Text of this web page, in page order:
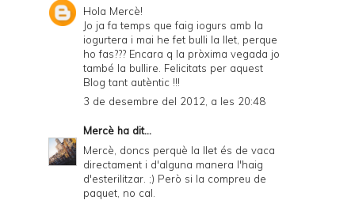
Hola Mercè!
Jo ja fa temps que faig iogurs amb la
iogurtera i mai he fet bulli la llet, perque
ho fas??? Encara q la pròxima vegada jo
també la bullire. Felicitats per aquest
Blog tant autèntic !!!
3 de desembre del 2012, a les 20:48
Mercè ha dit...
Mercè, doncs perquè la llet és de vaca
directament i d'alguna manera l'haig
d'esterilitzar. ;) Però si la compreu de
paquet, no cal.